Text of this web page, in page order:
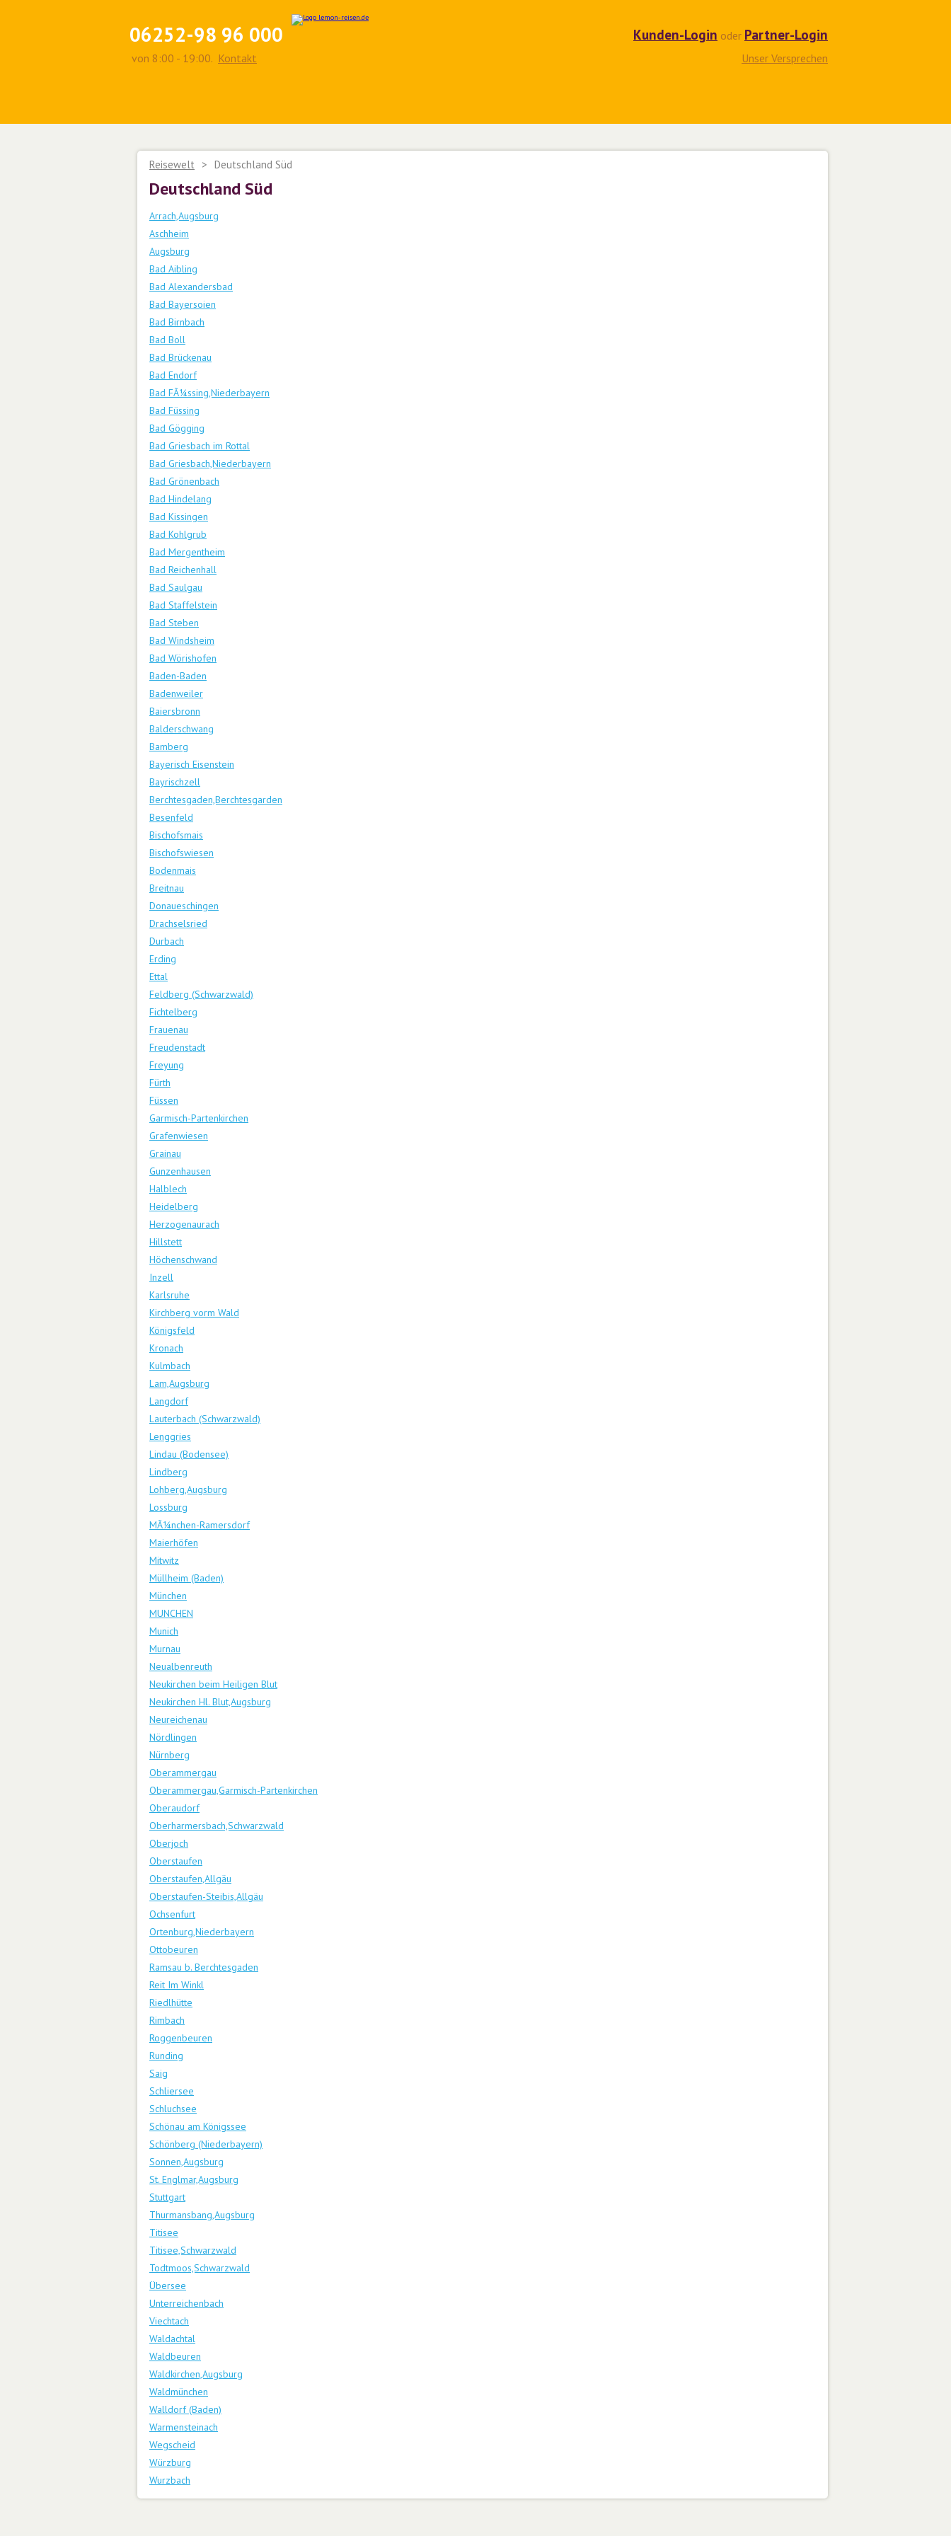
06252-98 96 000
von 8:00 - 19:00. Kontakt
Kunden-Login oder Partner-Login
Unser Versprechen
Reisewelt > Deutschland Süd
Deutschland Süd
Arrach,Augsburg
Aschheim
Augsburg
Bad Aibling
Bad Alexandersbad
Bad Bayersoien
Bad Birnbach
Bad Boll
Bad Brückenau
Bad Endorf
Bad FÃ¼ssing,Niederbayern
Bad Füssing
Bad Gögging
Bad Griesbach im Rottal
Bad Griesbach,Niederbayern
Bad Grönenbach
Bad Hindelang
Bad Kissingen
Bad Kohlgrub
Bad Mergentheim
Bad Reichenhall
Bad Saulgau
Bad Staffelstein
Bad Steben
Bad Windsheim
Bad Wörishofen
Baden-Baden
Badenweiler
Baiersbronn
Balderschwang
Bamberg
Bayerisch Eisenstein
Bayrischzell
Berchtesgaden,Berchtesgarden
Besenfeld
Bischofsmais
Bischofswiesen
Bodenmais
Breitnau
Donaueschingen
Drachselsried
Durbach
Erding
Ettal
Feldberg (Schwarzwald)
Fichtelberg
Frauenau
Freudenstadt
Freyung
Fürth
Füssen
Garmisch-Partenkirchen
Grafenwiesen
Grainau
Gunzenhausen
Halblech
Heidelberg
Herzogenaurach
Hillstett
Höchenschwand
Inzell
Karlsruhe
Kirchberg vorm Wald
Königsfeld
Kronach
Kulmbach
Lam,Augsburg
Langdorf
Lauterbach (Schwarzwald)
Lenggries
Lindau (Bodensee)
Lindberg
Lohberg,Augsburg
Lossburg
MÃ¼nchen-Ramersdorf
Maierhöfen
Mitwitz
Müllheim (Baden)
München
MUNCHEN
Munich
Murnau
Neualbenreuth
Neukirchen beim Heiligen Blut
Neukirchen Hl. Blut,Augsburg
Neureichenau
Nördlingen
Nürnberg
Oberammergau
Oberammergau,Garmisch-Partenkirchen
Oberaudorf
Oberharmersbach,Schwarzwald
Oberjoch
Oberstaufen
Oberstaufen,Allgäu
Oberstaufen-Steibis,Allgäu
Ochsenfurt
Ortenburg,Niederbayern
Ottobeuren
Ramsau b. Berchtesgaden
Reit Im Winkl
Riedlhütte
Rimbach
Roggenbeuren
Runding
Saig
Schliersee
Schluchsee
Schönau am Königssee
Schönberg (Niederbayern)
Sonnen,Augsburg
St. Englmar,Augsburg
Stuttgart
Thurmansbang,Augsburg
Titisee
Titisee,Schwarzwald
Todtmoos,Schwarzwald
Übersee
Unterreichenbach
Viechtach
Waldachtal
Waldbeuren
Waldkirchen,Augsburg
Waldmünchen
Walldorf (Baden)
Warmensteinach
Wegscheid
Würzburg
Wurzbach